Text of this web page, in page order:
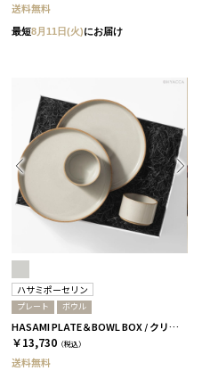
送料無料
最短8月11日(火)にお届け
ハサミポーセリン
プレート ボウル
HASAMI PLATE＆BOWL BOX / クリア［ハサミポーセリン］
￥13,730 （税込）
送料無料